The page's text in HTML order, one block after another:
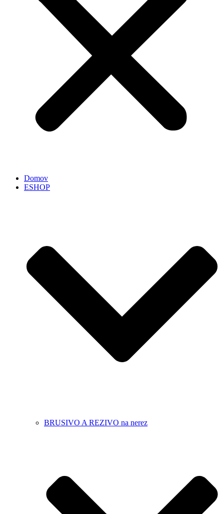
Domov
ESHOP
BRUSIVO A REZIVO na nerez